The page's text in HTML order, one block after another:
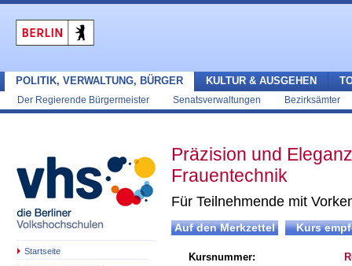
POLITIK, VERWALTUNG, BÜRGER
Der Regierende Bürgermeister Senatsverwaltungen Bezirksämter
KULTUR & AUSGEHEN
Startseite
Präzision und
Frauentechnik
Für Teilnehmende mit
Kursnummer: